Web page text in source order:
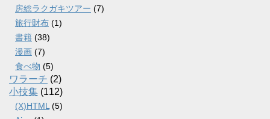
房総ラクガキツアー (7)
旅行財布 (1)
書籍 (38)
漫画 (7)
食べ物 (5)
ワラーチ (2)
小技集 (112)
(X)HTML (5)